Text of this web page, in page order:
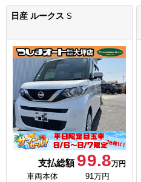
日産 ルークス S
支払総額 99.8万円
車両本体
91万円